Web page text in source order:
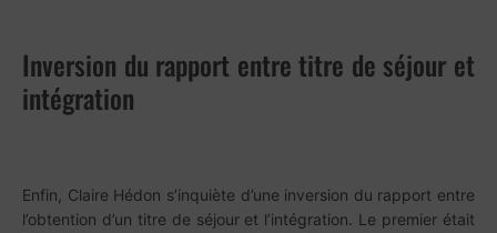
Inversion du rapport entre titre de séjour et
intégration
Enfin, Claire Hédon s’inquiète d’une inversion du rapport entre
l’obtention d’un titre de séjour et l’intégration. Le premier était